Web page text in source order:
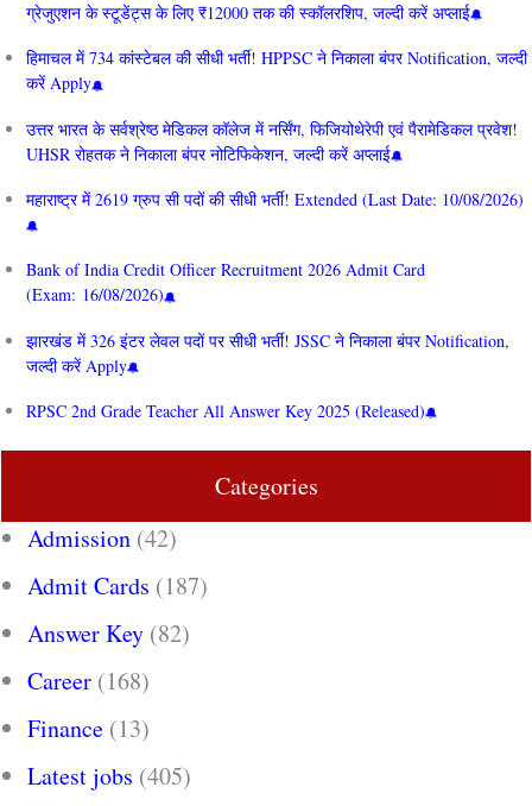
ग्रेजुएशन के स्टूडेंट्स के लिए ₹12000 तक की स्कॉलरशिप, जल्दी करें अप्लाई
हिमाचल में 734 कांस्टेबल की सीधी भर्ती! HPPSC ने निकाला बंपर Notification, जल्दी
करें Apply
उत्तर भारत के सर्वश्रेष्ठ मेडिकल कॉलेज में नर्सिंग, फिजियोथेरेपी एवं पैरामेडिकल प्रवेश!
UHSR रोहतक ने निकाला बंपर नोटिफिकेशन, जल्दी करें अप्लाई
महाराष्ट्र में 2619 ग्रुप सी पदों की सीधी भर्ती! Extended (Last Date: 10/08/2026)
Bank of India Credit Officer Recruitment 2026 Admit Card
(Exam: 16/08/2026)
झारखंड में 326 इंटर लेवल पदों पर सीधी भर्ती! JSSC ने निकाला बंपर Notification,
जल्दी करें Apply
RPSC 2nd Grade Teacher All Answer Key 2025 (Released)
Categories
Admission (42)
Admit Cards (187)
Answer Key (82)
Career (168)
Finance (13)
Latest jobs (405)